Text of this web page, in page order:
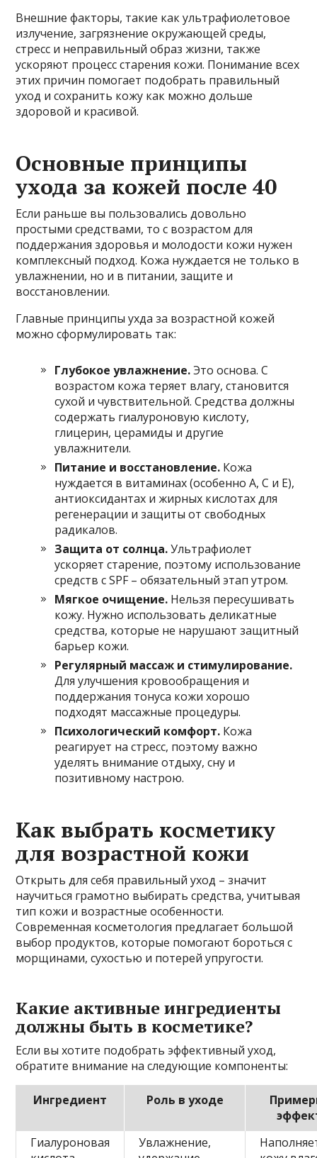
Внешние факторы, такие как ультрафиолетовое
излучение, загрязнение окружающей среды,
стресс и неправильный образ жизни, также
ускоряют процесс старения кожи. Понимание всех
этих причин помогает подобрать правильный
уход и сохранить кожу как можно дольше
здоровой и красивой.
Основные принципы
ухода за кожей после 40
Если раньше вы пользовались довольно
простыми средствами, то с возрастом для
поддержания здоровья и молодости кожи нужен
комплексный подход. Кожа нуждается не только в
увлажнении, но и в питании, защите и
восстановлении.
Главные принципы ухда за возрастной кожей
можно сформулировать так:
Глубокое увлажнение.Это основа. С
возрастом кожа теряет влагу, становится
сухой и чувствительной. Средства должны
содержать гиалуроновую кислоту,
глицерин, церамиды и другие
увлажнители.
Питание и восстановление. Кожа
нуждается в витаминах (особенно А, С и Е),
антиоксидантах и жирных кислотах для
регенерации и защиты от свободных
радикалов.
Защита от солнца.Ультрафиолет
ускоряет старение, поэтому использование
средств с SPF – обязательный этап утром.
Мягкое очищение. Нельзя пересушивать
кожу. Нужно использовать деликатные
средства, которые не нарушают защитный
барьер кожи.
Регулярный массаж и стимулирование.
Для улучшения кровообращения и
поддержания тонуса кожи хорошо
подходят массажные процедуры.
Психологический комфорт. Кожа
реагирует на стресс, поэтому важно
уделять внимание отдыху, сну и
позитивному настрою.
Как выбрать косметику
для возрастной кожи
Открыть для себя правильный уход – значит
научиться грамотно выбирать средства, учитывая
тип кожи и возрастные особенности.
Современная косметология предлагает большой
выбор продуктов, которые помогают бороться с
морщинами, сухостью и потерей упругости.
Какие активные ингредиенты
должны быть в косметике?
Если вы хотите подобрать эффективный уход,
обратите внимание на следующие компоненты:
Ингредиент Роль в уходе
Гиалуроновая
Увлажнение,